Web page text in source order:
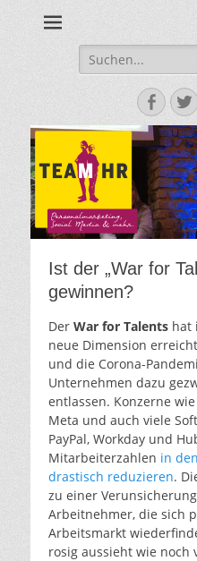
Suche
nach:
Ist der „War for
gewinnen?
Der War for Talents hat
neue Dimension
und die Corona-
Unternehmen dazu
entlassen. Konzerne
Meta und auch viele
PayPal, Workday und
Mitarbeiterzahlen in
drastisch reduzieren.
zu einer
Arbeitnehmer, die sich
Arbeitsmarkt
rosig aussieht wie noch